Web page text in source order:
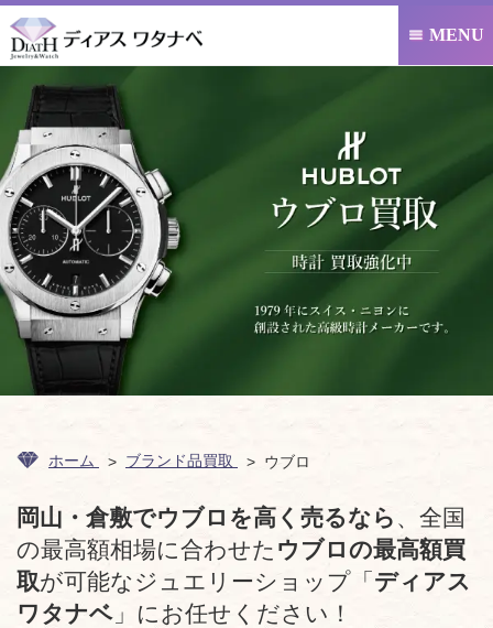
 MENU
ホーム ブランド品買取 ウブロ
岡山・倉敷でウブロを高く売るなら 、全国
の最高額相場に合わせた ウブロの最高額買
取が可能なジュエリーショップ「 ディアス
ワタナベ 」にお任せください！